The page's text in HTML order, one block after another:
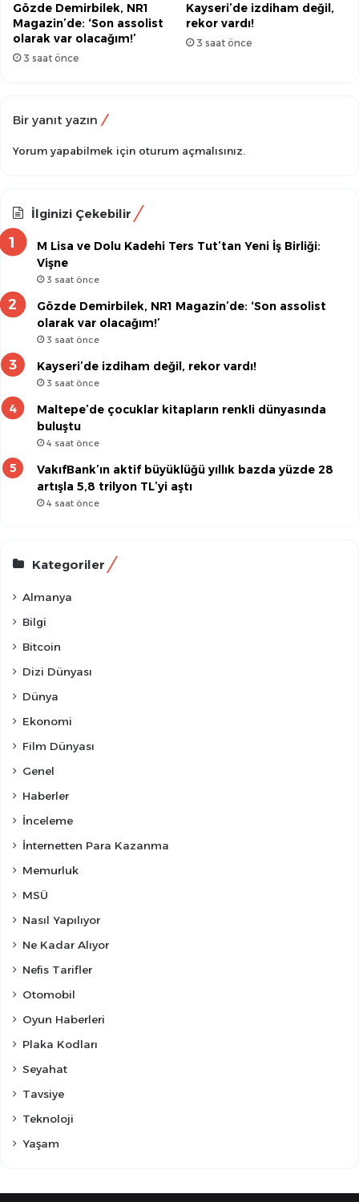
Gözde Demirbilek, NR1
Magazin’de: ‘Son assolist
olarak var olacağım!’
3 saat önce
Kayseri’de izdiham değil,
rekor vardı!
3 saat önce
Bir yanıt yazın
Yorum yapabilmek için oturum açmalısınız.
İlginizi Çekebilir
M Lisa ve Dolu Kadehi Ters Tut’tan Yeni İş Birliği:
Vişne
3 saat önce
Gözde Demirbilek, NR1 Magazin’de: ‘Son assolist
olarak var olacağım!’
3 saat önce
Kayseri’de izdiham değil, rekor vardı!
3 saat önce
Maltepe’de çocuklar kitapların renkli dünyasında
buluştu
4 saat önce
VakıfBank’ın aktif büyüklüğü yıllık bazda yüzde 28
artışla 5,8 trilyon TL’yi aştı
4 saat önce
Kategoriler
Almanya
Bilgi
Bitcoin
Dizi Dünyası
Dünya
Ekonomi
Film Dünyası
Genel
Haberler
İnceleme
İnternetten Para Kazanma
Memurluk
MSÜ
Nasıl Yapılıyor
Ne Kadar Alıyor
Nefis Tarifler
Otomobil
Oyun Haberleri
Plaka Kodları
Seyahat
Tavsiye
Teknoloji
Yaşam